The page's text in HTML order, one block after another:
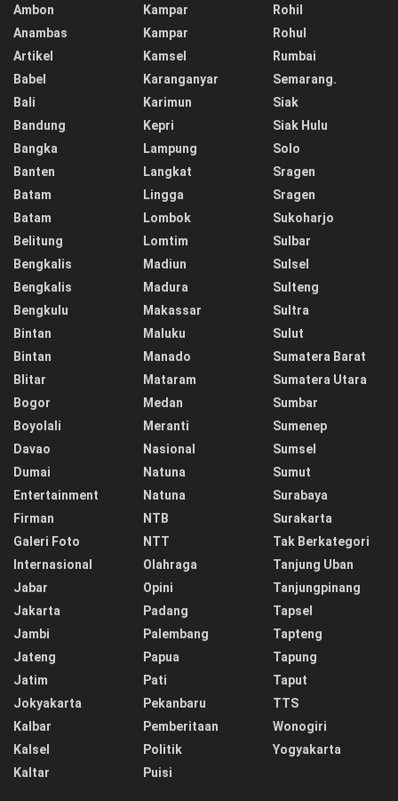
Ambon
Anambas
Artikel
Babel
Bali
Bandung
Bangka
Banten
Batam
Batam
Belitung
Bengkalis
Bengkalis
Bengkulu
Bintan
Bintan
Blitar
Bogor
Boyolali
Davao
Dumai
Entertainment
Firman
Galeri Foto
Internasional
Jabar
Jakarta
Jambi
Jateng
Jatim
Jokyakarta
Kalbar
Kalsel
Kaltar
Kampar
Kampar
Kamsel
Karanganyar
Karimun
Kepri
Lampung
Langkat
Lingga
Lombok
Lomtim
Madiun
Madura
Makassar
Maluku
Manado
Mataram
Medan
Meranti
Nasional
Natuna
Natuna
NTB
NTT
Olahraga
Opini
Padang
Palembang
Papua
Pati
Pekanbaru
Pemberitaan
Politik
Puisi
Rohil
Rohul
Rumbai
Semarang.
Siak
Siak Hulu
Solo
Sragen
Sragen
Sukoharjo
Sulbar
Sulsel
Sulteng
Sultra
Sulut
Sumatera Barat
Sumatera Utara
Sumbar
Sumenep
Sumsel
Sumut
Surabaya
Surakarta
Tak Berkategori
Tanjung Uban
Tanjungpinang
Tapsel
Tapteng
Tapung
Taput
TTS
Wonogiri
Yogyakarta